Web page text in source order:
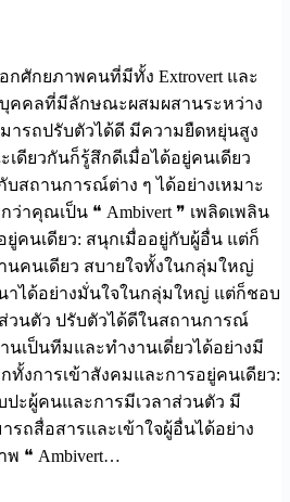
กศักยภาพคนที่มีทั้ง Extrovert และ
บุคคลที่มีลักษณะผสมผสานระหว่าง
มารถปรับตัวได้ดี มีความยืดหยุ่นสูง
ดียวกันก็รู้สึกดีเมื่อได้อยู่คนเดียว
สถานการณ์ต่าง ๆ ได้อย่างเหมาะ
คุณเป็น ❝ Ambivert ❞ เพลิดเพลิน
ยู่คนเดียว: สนุกเมื่ออยู่กับผู้อื่น แต่ก็
นคนเดียว สบายใจทั้งในกลุ่มใหญ่
ได้อย่างมั่นใจในกลุ่มใหญ่ แต่ก็ชอบ
นตัว ปรับตัวได้ดีในสถานการณ์
เป็นทีมและทำงานเดี่ยวได้อย่างมี
งการเข้าสังคมและการอยู่คนเดียว:
ปะผู้คนและการมีเวลาส่วนตัว มี
ถสื่อสารและเข้าใจผู้อื่นได้อย่าง
❝ Ambivert…